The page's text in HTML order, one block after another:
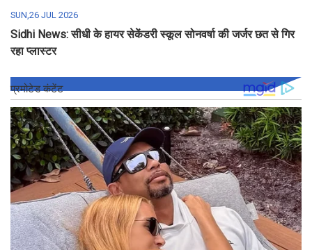
SUN,26 JUL 2026
Sidhi News: सीधी के हायर सेकेंडरी स्कूल सोनवर्षा की जर्जर छत से गिर
रहा प्लास्टर